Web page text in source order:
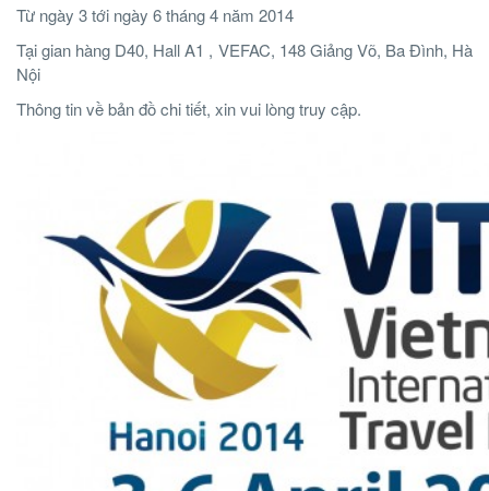
Từ ngày 3 tới ngày 6 tháng 4 năm 2014
Tại gian hàng D40, Hall A1 , VEFAC, 148 Giảng Võ, Ba Đình, Hà
Nội
Thông tin về bản đồ chi tiết, xin vui lòng truy cập.